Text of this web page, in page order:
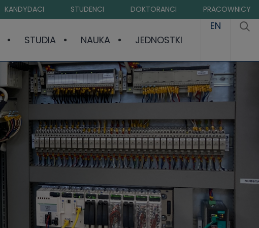
KANDYDACI STUDENCI DOKTORANCI PRACOWNICY
STUDIA NAUKA JEDNOSTKI
EN